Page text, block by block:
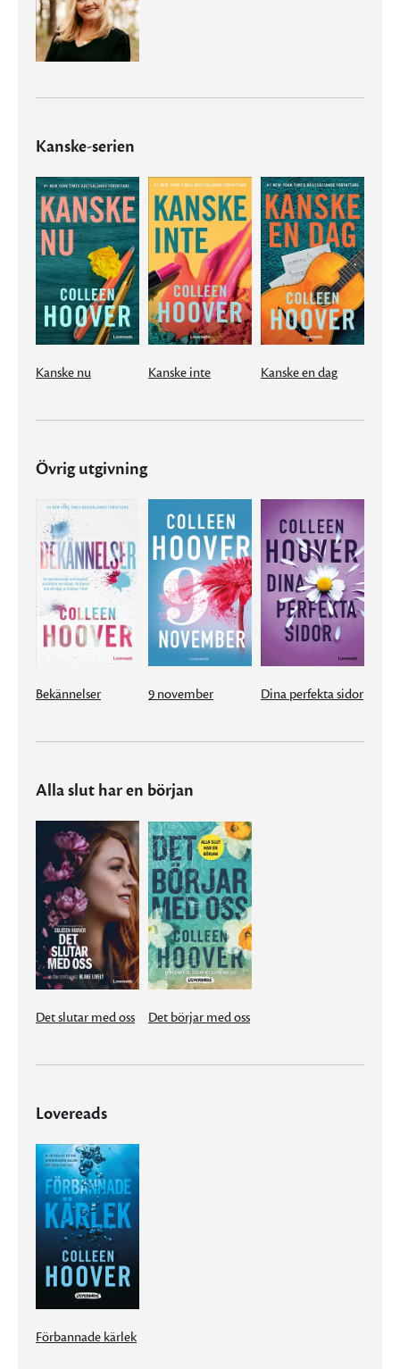
Kanske-serien
Kanske nu Kanske inte Kanske en dag
Övrig utgivning
Bekännelser 9 november Dina perfekta sidor
Alla slut har en början
Det slutar med oss Det börjar med oss
Lovereads
Förbannade kärlek